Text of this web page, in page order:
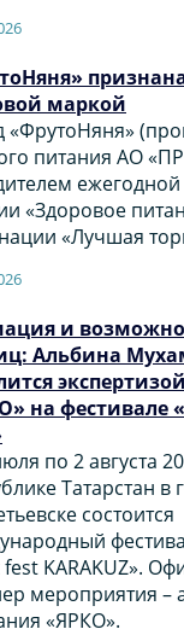
маркой
«ФрутоНяня»
питания АО
«Здоровое
«Лучшая
и
Альбина
на фестивале
по 2 августа
Татарстан в
состоится
KARAKUZ».
мероприятия –
«ЯРКО».